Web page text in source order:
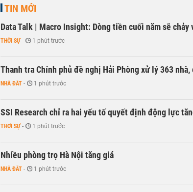
TIN MỚI
Data Talk | Macro Insight: Dòng tiền cuối năm sẽ chảy
THỜI SỰ - 1 phút trước
Thanh tra Chính phủ đề nghị Hải Phòng xử lý 363
NHÀ ĐẤT - 1 phút trước
SSI Research chỉ ra hai yếu tố quyết định động lực
THỜI SỰ - 1 phút trước
Nhiều phòng trọ Hà Nội tăng giá
NHÀ ĐẤT - 1 phút trước